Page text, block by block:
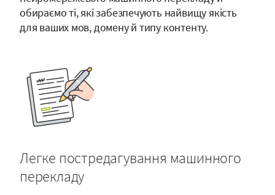
обираємо ті, які забезпечують найвищу якість
для ваших мов, домену й типу контенту.
Легке постредагування машинного
перекладу